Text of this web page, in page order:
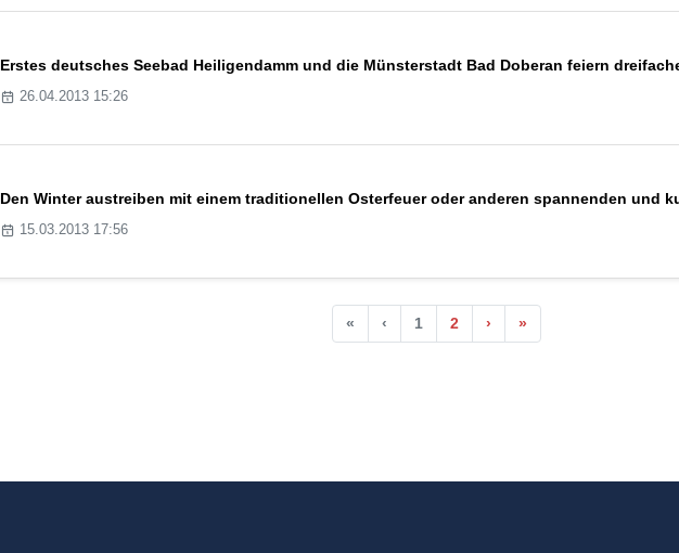
Erstes deutsches Seebad Heiligendamm und die Münsterstadt Bad Doberan feiern
26.04.2013 15:26
Den Winter austreiben mit einem traditionellen Osterfeuer oder anderen spannenden und
15.03.2013 17:56
« ‹ 1 2 › »